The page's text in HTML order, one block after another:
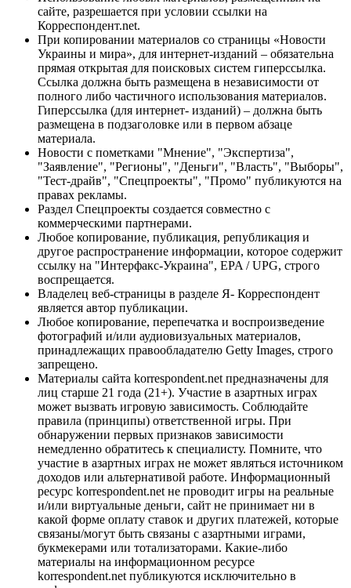
сайте, разрешается при условии ссылки на
Корреспондент.net.
При копировании материалов со страницы «Новости
Украины и мира», для интернет-изданий – обязательна
прямая открытая для поисковых систем гиперссылка.
Ссылка должна быть размещена в независимости от
полного либо частичного использования материалов.
Гиперссылка (для интернет- изданий) – должна быть
размещена в подзаголовке или в первом абзаце
материала.
Новости с пометками "Мнение", "Экспертиза",
"Заявление", "Регионы", "Деньги", "Власть", "Выборы",
"Тест-драйв", "Спецпроекты", "Промо" публикуются на
правах рекламы.
Раздел Спецпроекты создается совместно с
коммерческими партнерами.
Любое копирование, публикация, републикация и
другое распространение информации, которое содержит
ссылку на "Интерфакс-Украина", EPA / UPG, строго
воспрещается.
Владелец веб-страницы в разделе Я- Корреспондент
является автор публикации.
Любое копирование, перепечатка и воспроизведение
фотографий и/или аудиовизуальных материалов,
принадлежащих правообладателю Getty Images, строго
запрещено.
Материалы сайта korrespondent.net предназначены для
лиц старше 21 года (21+). Участие в азартных играх
может вызвать игровую зависимость. Соблюдайте
правила (принципы) ответственной игры. При
обнаружении первых признаков зависимости
немедленно обратитесь к специалисту. Помните, что
участие в азартных играх не может являться источником
доходов или альтернативой работе. Информационный
ресурс korrespondent.net не проводит игры на реальные
и/или виртуальные деньги, сайт не принимает ни в
какой форме оплату ставок и других платежей, которые
связаны/могут быть связаны с азартными играми,
букмекерами или тотализаторами. Какие-либо
материалы на информационном ресурсе
korrespondent.net публикуются исключительно в